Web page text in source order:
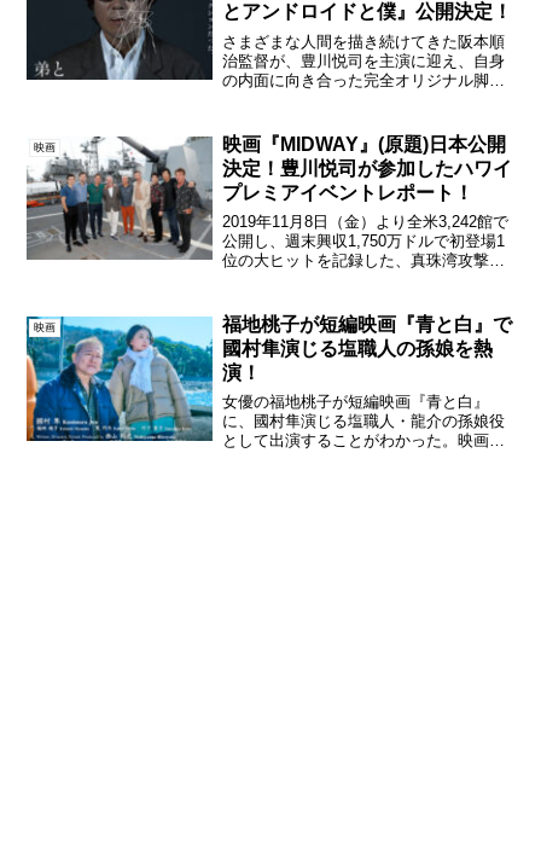
とアンドロイドと僕』公開決定！
さまざまな人間を描き続けてきた阪本順
治監督が、豊川悦司を主演に迎え、自身
の内面に向き合った完全オリジナル脚本
cinéma横浜みなとみらい、kino cinéma...
映画
映画『MIDWAY』(原題)日本公開
決定！豊川悦司が参加したハワイ
プレミアイベントレポート！
2019年11月8日（金）より全米3,242館で
公開し、週末興収1,750万ドルで初登場1
位の大ヒットを記録した、真珠湾攻撃か
本公開が正式に決定した。また、全米公
開...
映画
福地桃子が短編映画『青と白』で
國村隼演じる塩職人の孫娘を熱
演！
女優の福地桃子が短編映画『青と白』
に、國村隼演じる塩職人・龍介の孫娘役
として出演することがわかった。映画